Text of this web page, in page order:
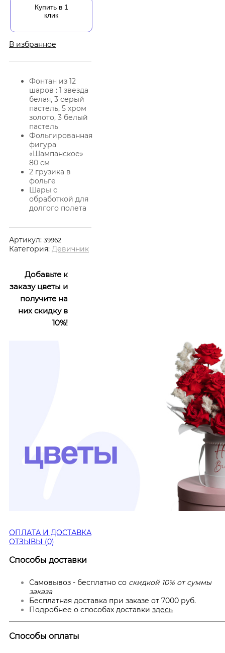
Купить в 1
клик
В избранное
Фонтан из 12
шаров : 1 звезда
белая, 3 серый
пастель, 5 хром
золото, 3 белый
пастель
Фольгированная
фигура
«Шампанское»
80 см
2 грузика в
фольге
Шары с
обработкой для
долгого полета
Артикул: 39962
Категория: Девичник
Добавьте к
заказу цветы и
получите на
них скидку в
10%!
ОПЛАТА И ДОСТАВКА
ОТЗЫВЫ (0)
Способы доставки
Самовывоз - бесплатно со скидкой 10% от суммы
заказа
Бесплатная доставка при заказе от 7000 руб.
Подробнее о способах доставки здесь
Способы оплаты